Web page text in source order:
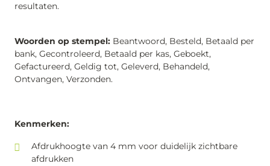
resultaten.
Woorden op stempel: Beantwoord, Besteld, Betaald per
bank, Gecontroleerd, Betaald per kas, Geboekt,
Gefactureerd, Geldig tot, Geleverd, Behandeld,
Ontvangen, Verzonden.
Kenmerken:
Afdrukhoogte van 4 mm voor duidelijk zichtbare
afdrukken